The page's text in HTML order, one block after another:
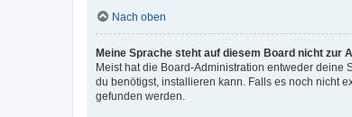
Nach oben
Meine Sprache steht auf diesem Board nicht zur
Meist hat die Board-Administration entweder deine
du benötigst, installieren kann. Falls es noch nicht
gefunden werden.